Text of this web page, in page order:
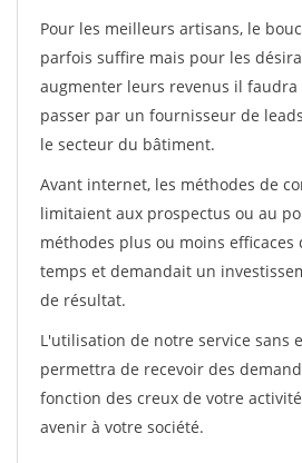
Pour les meilleurs artisans, le
parfois suffire mais pour les
augmenter leurs revenus il
passer par un fournisseur de
le secteur du bâtiment.
Avant internet, les méthodes de
limitaient aux prospectus ou au
méthodes plus ou moins
temps et demandait un
de résultat.
L'utilisation de notre service sans
permettra de recevoir des
fonction des creux de votre
avenir à votre société.